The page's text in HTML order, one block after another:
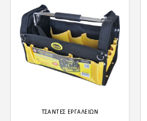
ΤΣΑΝΤΕΣ ΕΡΓΑΛΕΙΩΝ